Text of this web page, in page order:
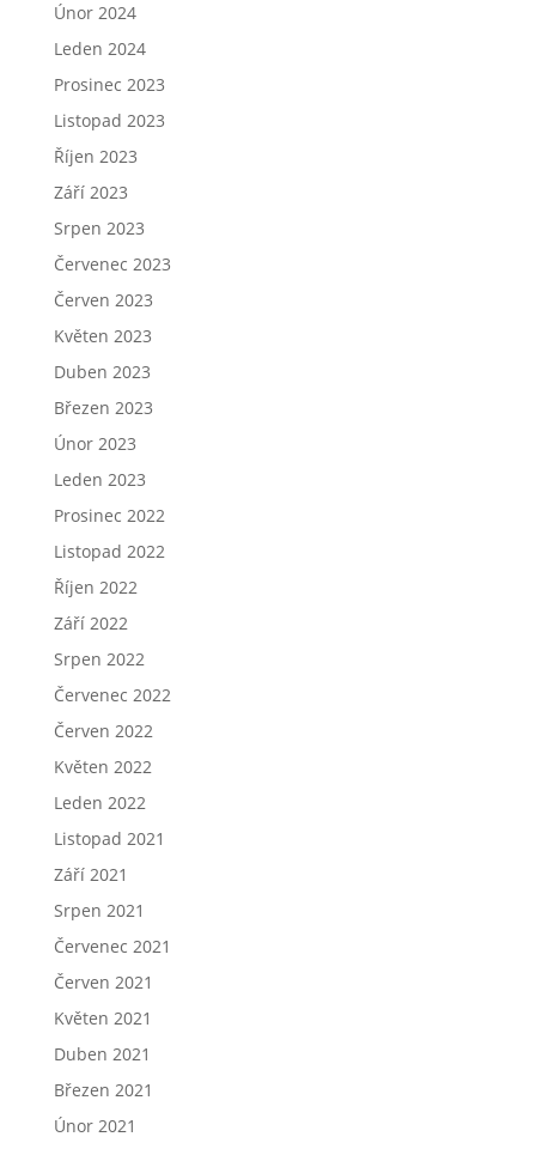
Únor 2024
Leden 2024
Prosinec 2023
Listopad 2023
Říjen 2023
Září 2023
Srpen 2023
Červenec 2023
Červen 2023
Květen 2023
Duben 2023
Březen 2023
Únor 2023
Leden 2023
Prosinec 2022
Listopad 2022
Říjen 2022
Září 2022
Srpen 2022
Červenec 2022
Červen 2022
Květen 2022
Leden 2022
Listopad 2021
Září 2021
Srpen 2021
Červenec 2021
Červen 2021
Květen 2021
Duben 2021
Březen 2021
Únor 2021